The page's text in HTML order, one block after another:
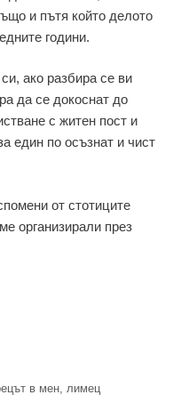
и пътя който делото
години.
ако разбира се ви
да се докоснат до
с житен пост и
един по осъзнат и чист
от стотиците
организирали през
в мен, лимец